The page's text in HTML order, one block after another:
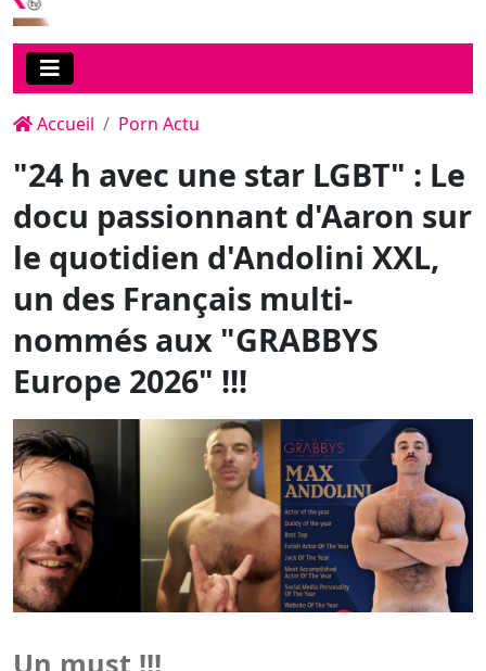
"24 h avec une star LGBT" : Le
docu passionnant d'Aaron sur
le quotidien d'Andolini XXL,
un des Français multi-
nommés aux "GRABBYS
Europe 2026" !!!
Un must !!!
Une carrière porno est bien souvent faite de
réinventions de soi-même, surtout quand elle dure
exceptionnel que des twinks passifs réapparaissent